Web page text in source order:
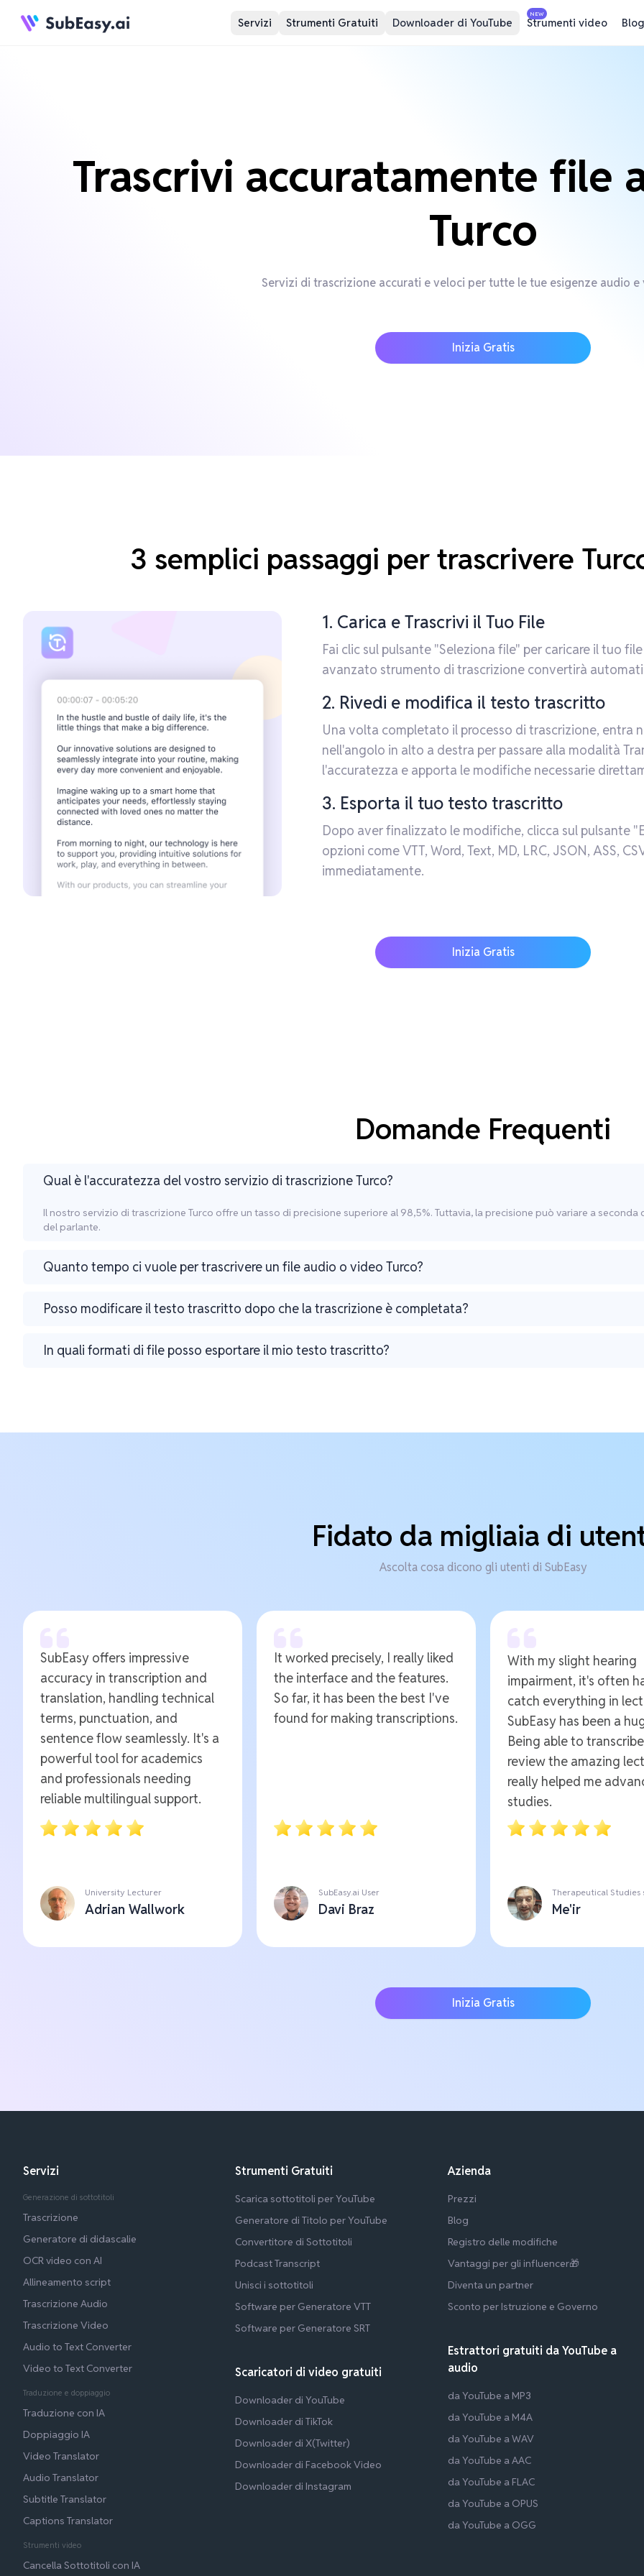
Servizi Strumenti Gratuiti Downloader di YouTube
NEW
Strumenti video Blog
Trascrivi accuratamente file
Turco
Servizi di trascrizione accurati e veloci per tutte le tue esigenze audio e
Inizia Gratis
3 semplici passaggi per trascrivere
1. Carica e Trascrivi il Tuo File
Fai clic sul pulsante "Seleziona file" per caricare il tuo
avanzato strumento di trascrizione convertirà
2. Rivedi e modifica il testo trascritto
Una volta completato il processo di trascrizione, entra
nell'angolo in alto a destra per passare alla modalità
l'accuratezza e apporta le modifiche necessarie
3. Esporta il tuo testo trascritto
Dopo aver finalizzato le modifiche, clicca sul pulsante
opzioni come VTT, Word, Text, MD, LRC, JSON, ASS,
immediatamente.
Inizia Gratis
Domande Frequenti
Qual è l'accuratezza del vostro servizio di trascrizione Turco?
Il nostro servizio di trascrizione Turco offre un tasso di precisione superiore al 98,5%. Tuttavia, la precisione può variare a
del parlante.
Quanto tempo ci vuole per trascrivere un file audio o video Turco?
Posso modificare il testo trascritto dopo che la trascrizione è completata?
In quali formati di file posso esportare il mio testo trascritto?
Fidato da migliaia di
Ascolta cosa dicono gli utenti di SubEasy
SubEasy offers impressive
accuracy in transcription and
translation, handling technical
terms, punctuation, and
sentence flow seamlessly. It's a
powerful tool for academics
and professionals needing
reliable multilingual support.
University Lecturer
Adrian Wallwork
It worked precisely, I really liked
the interface and the features.
So far, it has been the best I've
found for making transcriptions.
SubEasy.ai User
Davi Braz
With my slight hearing
impairment, it's often
catch everything in
SubEasy has been a
Being able to
review the amazing
really helped me
studies.
Therapeutical Studies
Me'ir
Inizia Gratis
Servizi
Generazione di sottotitoli
Trascrizione
Generatore di didascalie
OCR video con AI
Allineamento script
Trascrizione Audio
Trascrizione Video
Audio to Text Converter
Video to Text Converter
Traduzione e doppiaggio
Traduzione con IA
Doppiaggio IA
Video Translator
Audio Translator
Subtitle Translator
Captions Translator
Strumenti video
Cancella Sottotitoli con IA
Strumenti Gratuiti
Scarica sottotitoli per YouTube
Generatore di Titolo per YouTube
Convertitore di Sottotitoli
Podcast Transcript
Unisci i sottotitoli
Software per Generatore VTT
Software per Generatore SRT
Scaricatori di video gratuiti
Downloader di YouTube
Downloader di TikTok
Downloader di X(Twitter)
Downloader di Facebook Video
Downloader di Instagram
Azienda
Prezzi
Blog
Registro delle modifiche
Vantaggi per gli influencer🎁
Diventa un partner
Sconto per Istruzione e Governo
Estrattori gratuiti da YouTube a
audio
da YouTube a MP3
da YouTube a M4A
da YouTube a WAV
da YouTube a AAC
da YouTube a FLAC
da YouTube a OPUS
da YouTube a OGG